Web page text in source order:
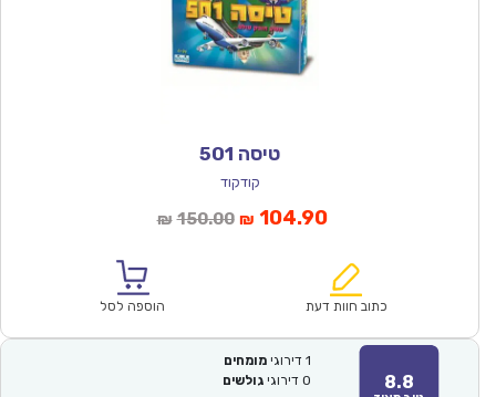
טיסה 501
קודקוד
₪ 150.00המחיר
₪150.00.
₪ 104.90המחיר
הוא:
כתוב חוות דעת הוספה לסל
8.8
1 דירוגי מומחים
0 דירוגי גולשים